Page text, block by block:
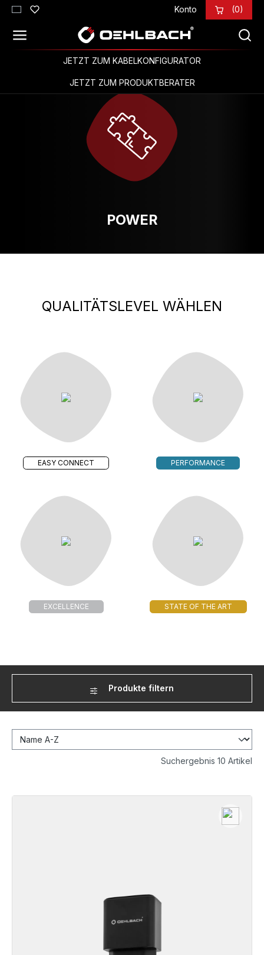
Zum Hauptinhalt springen Konto (0)
JETZT ZUM KABELKONFIGURATOR
JETZT ZUM PRODUKTBERATER
POWER
QUALITÄTSLEVEL WÄHLEN
EASY CONNECT PERFORMANCE
EXCELLENCE STATE OF THE ART
Produkte filtern
Suchergebnis 10 Artikel